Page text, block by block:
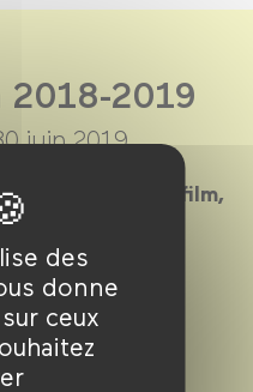
des
donne
ceux
2018-2019
juin 2019
après-midi, un film,
pour tous les
à 8 ans !